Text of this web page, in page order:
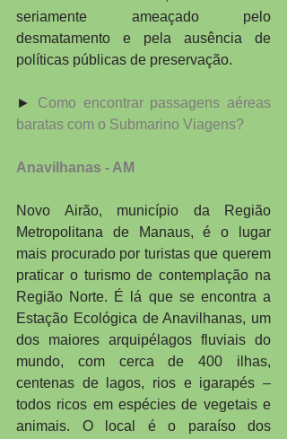
seriamente ameaçado pelo
desmatamento e pela ausência de
políticas públicas de preservação.
► Como encontrar passagens aéreas
baratas com o Submarino Viagens?
Anavilhanas - AM
Novo Airão, município da Região
Metropolitana de Manaus, é o lugar
mais procurado por turistas que querem
praticar o turismo de contemplação na
Região Norte. É lá que se encontra a
Estação Ecológica de Anavilhanas, um
dos maiores arquipélagos fluviais do
mundo, com cerca de 400 ilhas,
centenas de lagos, rios e igarapés –
todos ricos em espécies de vegetais e
animais. O local é o paraíso dos